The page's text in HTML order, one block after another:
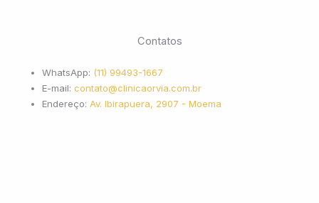
Contatos
WhatsApp: (11) 99493-1667
E-mail: contato@clinicaorvia.com.br
Endereço: Av. Ibirapuera, 2907 - Moema